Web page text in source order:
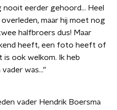
nooit eerder gehoord... Heel
overleden, maar hij moet nog
halfbroers dus! Maar
heeft, een foto heeft of
ook welkom. Ik heb
was...”
vader Hendrik Boersma